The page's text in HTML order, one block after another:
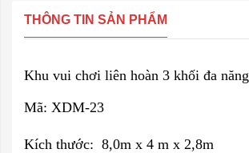
THÔNG TIN SẢN PHẨM
Khu vui chơi liên hoàn 3 khối đa năng
Mã: XDM-23
Kích thước: 8,0m x 4 m x 2,8m